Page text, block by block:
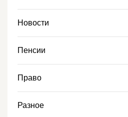
Новости
Пенсии
Право
Разное